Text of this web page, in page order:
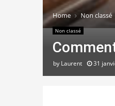
Home Non classé
Non classé
by Laurent 31